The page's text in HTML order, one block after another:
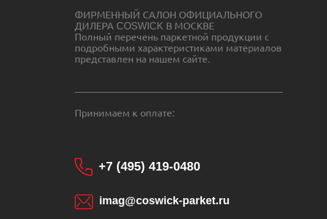
ФИРМЕННЫЙ САЛОН ОФИЦИАЛЬНОГО
ДИЛЕРА COSWICK В МОСКВЕ
Полный перечень паркетной продукции с
подробными характеристиками материалов
представлен на нашем сайте.
Принимаем к оплате:
+7 (495) 419-0480
imag@coswick-parket.ru